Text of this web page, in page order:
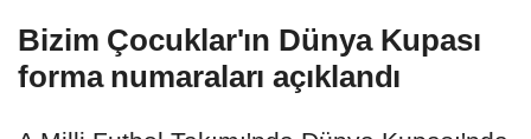
Bizim Çocuklar'ın Dünya Kupası
forma numaraları açıklandı